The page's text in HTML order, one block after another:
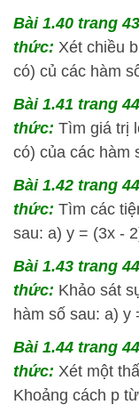
Bài 1.40 trang
thức: Xét chiều
có) củ các hàm
Bài 1.41 trang
thức: Tìm giá trị
có) của các hàm
Bài 1.42 trang
thức: Tìm các
sau: a) y = (3x -
Bài 1.43 trang
thức: Khảo sát
hàm số sau: a) y
Bài 1.44 trang
thức: Xét một
Khoảng cách p